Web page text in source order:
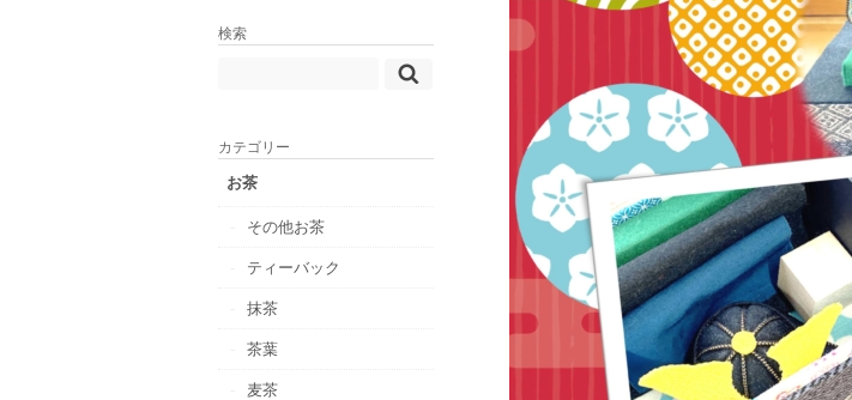
検索
カテゴリー
お茶
その他お茶
ティーバック
抹茶
茶葉
麦茶